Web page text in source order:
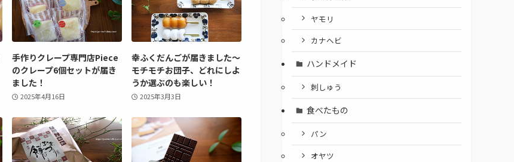
手作りクレープ専門店Piece
のクレープ6個セットが届き
ました！
2025年4月16日
幸ふくだんごが届きました～
モチモチお団子、どれにしよ
うか選ぶのも楽しい！
2025年3月3日
ヤモリ
カナヘビ
ハンドメイド
刺しゅう
食べたもの
パン
オヤツ